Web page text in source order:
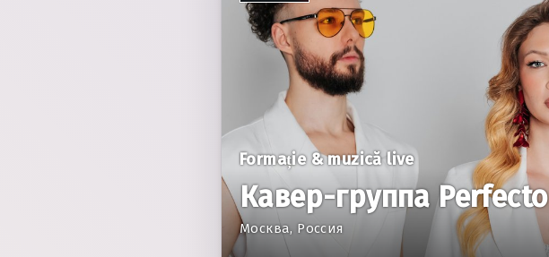
Formație & muzică live
Кавер-группа Perfecto
Москва, Россия